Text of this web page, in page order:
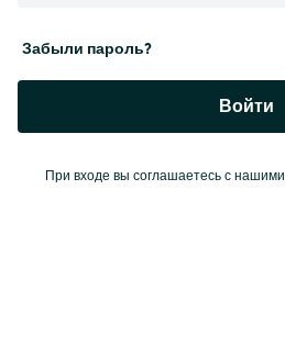
Забыли пароль?
Войти
При входе вы соглашаетесь с нашими